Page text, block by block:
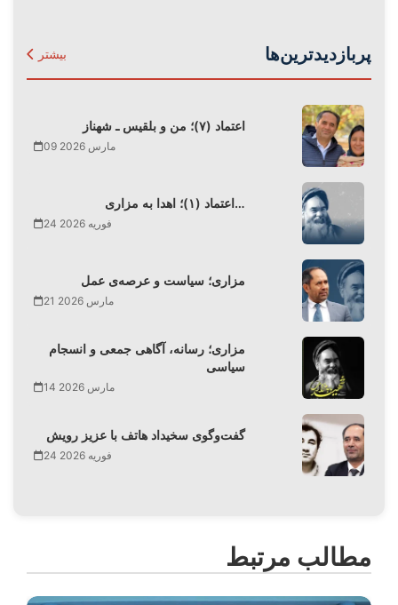
پربازدیدترین‌ها بیشتر
اعتماد (۷)؛ من و بلقیس ـ شهناز
09 مارس 2026
اعتماد (۱)؛ اهدا به مزاری…
24 فوریه 2026
مزاری؛ سیاست و عرصه‌ی عمل
21 مارس 2026
مزاری؛ رسانه، آگاهی جمعی و انسجام
سیاسی
14 مارس 2026
گفت‌وگوی سخیداد هاتف با عزیز رویش
24 فوریه 2026
مطالب مرتبط